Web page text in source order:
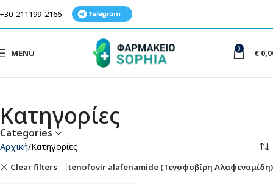
+30-211199-2166
MENU 0 €
Κατηγορίες
Categories
Αρχική Κατηγορίες
Clear filters tenofovir alafenamide (Τενοφοβίρη Αλαφεναμίδη)